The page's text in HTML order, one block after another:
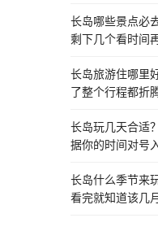
长岛哪些景点必
剩下几个看时间
长岛旅游住哪里
了整个行程都折
长岛玩几天合适
据你的时间对号
长岛什么季节来
看完就知道该几